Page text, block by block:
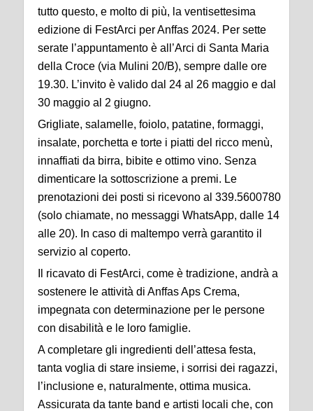
tutto questo, e molto di più, la ventisettesima
edizione di FestArci per Anffas 2024. Per sette
serate l’appuntamento è all’Arci di Santa Maria
della Croce (via Mulini 20/B), sempre dalle ore
19.30. L’invito è valido dal 24 al 26 maggio e dal
30 maggio al 2 giugno.
Grigliate, salamelle, foiolo, patatine, formaggi,
insalate, porchetta e torte i piatti del ricco menù,
innaffiati da birra, bibite e ottimo vino. Senza
dimenticare la sottoscrizione a premi. Le
prenotazioni dei posti si ricevono al 339.5600780
(solo chiamate, no messaggi WhatsApp, dalle 14
alle 20). In caso di maltempo verrà garantito il
servizio al coperto.
Il ricavato di FestArci, come è tradizione, andrà a
sostenere le attività di Anffas Aps Crema,
impegnata con determinazione per le persone
con disabilità e le loro famiglie.
A completare gli ingredienti dell’attesa festa,
tanta voglia di stare insieme, i sorrisi dei ragazzi,
l’inclusione e, naturalmente, ottima musica.
Assicurata da tante band e artisti locali che, con